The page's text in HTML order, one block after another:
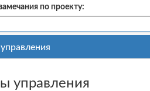
по проекту:
управления